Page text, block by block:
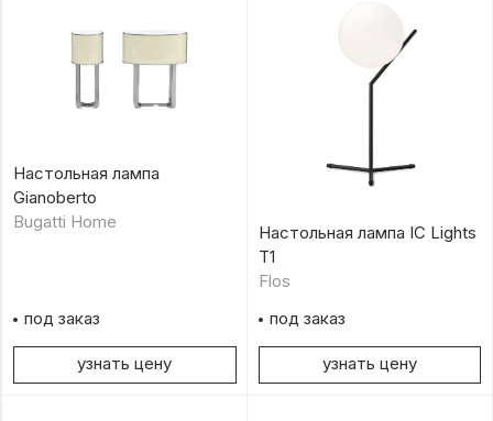
Настольная лампа
Gianoberto
Bugatti Home
под заказ
узнать цену
Настольная лампа IC Lights
T1
Flos
под заказ
узнать цену